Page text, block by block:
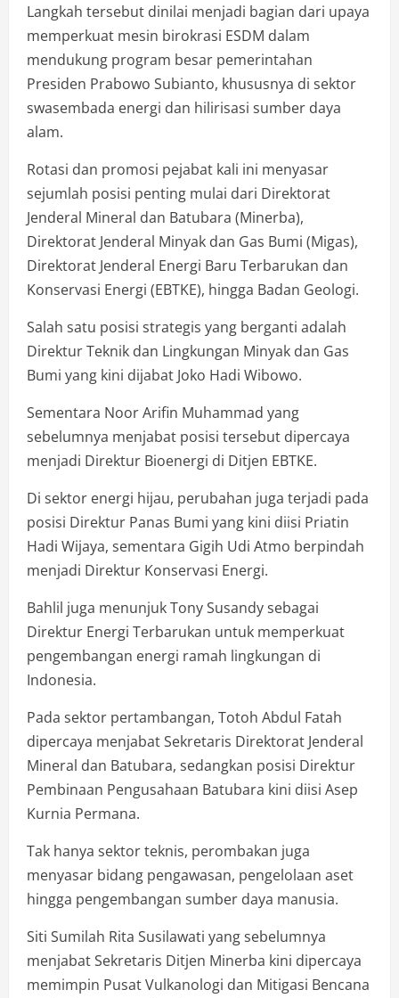
Langkah tersebut dinilai menjadi bagian dari upaya
memperkuat mesin birokrasi ESDM dalam
mendukung program besar pemerintahan
Presiden Prabowo Subianto, khususnya di sektor
swasembada energi dan hilirisasi sumber daya
alam.
Rotasi dan promosi pejabat kali ini menyasar
sejumlah posisi penting mulai dari Direktorat
Jenderal Mineral dan Batubara (Minerba),
Direktorat Jenderal Minyak dan Gas Bumi (Migas),
Direktorat Jenderal Energi Baru Terbarukan dan
Konservasi Energi (EBTKE), hingga Badan Geologi.
Salah satu posisi strategis yang berganti adalah
Direktur Teknik dan Lingkungan Minyak dan Gas
Bumi yang kini dijabat Joko Hadi Wibowo.
Sementara Noor Arifin Muhammad yang
sebelumnya menjabat posisi tersebut dipercaya
menjadi Direktur Bioenergi di Ditjen EBTKE.
Di sektor energi hijau, perubahan juga terjadi pada
posisi Direktur Panas Bumi yang kini diisi Priatin
Hadi Wijaya, sementara Gigih Udi Atmo berpindah
menjadi Direktur Konservasi Energi.
Bahlil juga menunjuk Tony Susandy sebagai
Direktur Energi Terbarukan untuk memperkuat
pengembangan energi ramah lingkungan di
Indonesia.
Pada sektor pertambangan, Totoh Abdul Fatah
dipercaya menjabat Sekretaris Direktorat Jenderal
Mineral dan Batubara, sedangkan posisi Direktur
Pembinaan Pengusahaan Batubara kini diisi Asep
Kurnia Permana.
Tak hanya sektor teknis, perombakan juga
menyasar bidang pengawasan, pengelolaan aset
hingga pengembangan sumber daya manusia.
Siti Sumilah Rita Susilawati yang sebelumnya
menjabat Sekretaris Ditjen Minerba kini dipercaya
memimpin Pusat Vulkanologi dan Mitigasi Bencana